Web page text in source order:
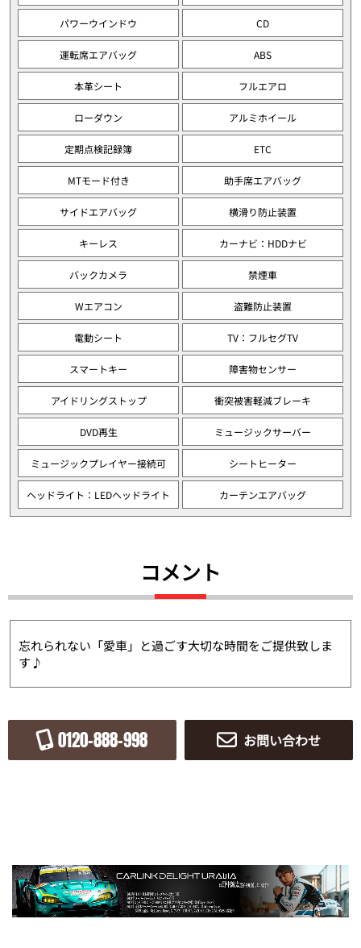
パワーウインドウ CD
運転席エアバッグ ABS
本革シート フルエアロ
ローダウン アルミホイール
定期点検記録簿 ETC
MTモード付き 助手席エアバッグ
サイドエアバッグ 横滑り防止装置
キーレス カーナビ：HDDナビ
バックカメラ 禁煙車
Wエアコン 盗難防止装置
電動シート TV：フルセグTV
スマートキー 障害物センサー
アイドリングストップ 衝突被害軽減ブレーキ
DVD再生 ミュージックサーバー
ミュージックプレイヤー接続可 シートヒーター
ヘッドライト：LEDヘッドライト カーテンエアバッグ
コメント
忘れられない「愛車」と過ごす大切な時間をご提供致しま
す♪
0120-888-998 お問い合わせ